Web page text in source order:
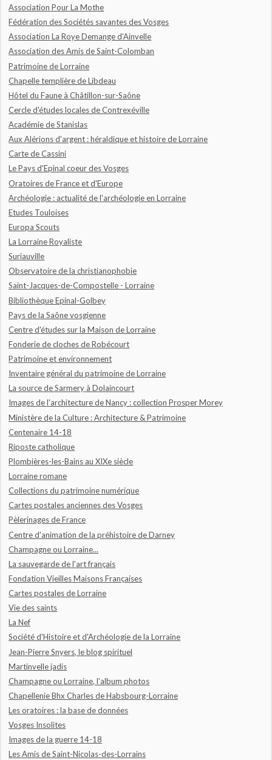
Association Pour La Mothe
Fédération des Sociétés savantes des Vosges
Association La Roye Demange d'Ainvelle
Association des Amis de Saint-Colomban
Patrimoine de Lorraine
Chapelle templière de Libdeau
Hôtel du Faune à Châtillon-sur-Saône
Cercle d'études locales de Contrexéville
Académie de Stanislas
Aux Alérions d'argent : héraldique et histoire de Lorraine
Carte de Cassini
Le Pays d'Epinal coeur des Vosges
Oratoires de France et d'Europe
Archéologie : actualité de l'archéologie en Lorraine
Etudes Touloises
Europa Scouts
La Lorraine Royaliste
Suriauville
Observatoire de la christianophobie
Saint-Jacques-de-Compostelle - Lorraine
Bibliothèque Epinal-Golbey
Pays de la Saône vosgienne
Centre d'études sur la Maison de Lorraine
Fonderie de cloches de Robécourt
Patrimoine et environnement
Inventaire général du patrimoine de Lorraine
La source de Sarmery à Dolaincourt
Images de l'architecture de Nancy : collection Prosper Morey
Ministère de la Culture : Architecture & Patrimoine
Centenaire 14-18
Riposte catholique
Plombières-les-Bains au XIXe siècle
Lorraine romane
Collections du patrimoine numérique
Cartes postales anciennes des Vosges
Pèlerinages de France
Centre d'animation de la préhistoire de Darney
Champagne ou Lorraine...
La sauvegarde de l'art français
Fondation Vieilles Maisons Françaises
Cartes postales de Lorraine
Vie des saints
La Nef
Société d'Histoire et d'Archéologie de la Lorraine
Jean-Pierre Snyers, le blog spirituel
Martinvelle jadis
Champagne ou Lorraine, l'album photos
Chapellenie Bhx Charles de Habsbourg-Lorraine
Les oratoires : la base de données
Vosges Insolites
Images de la guerre 14-18
Les Amis de Saint-Nicolas-des-Lorrains